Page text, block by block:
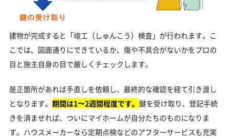
建物が完成すると「竣工（しゅんこう）検査」が行われます。こ
こでは、図面通りにできているか、傷や不具合がないかをプロの
目と施主自身の目で厳しくチェックします。
是正箇所があれば手直しを依頼し、最終的な確認を経て引き渡し
となります。 期間は1〜2週間程度です。 鍵を受け取り、登記手続
きを済ませれば、ついにマイホームが自分たちのものになりま
す。ハウスメーカーなら定期点検などのアフターサービスも充実